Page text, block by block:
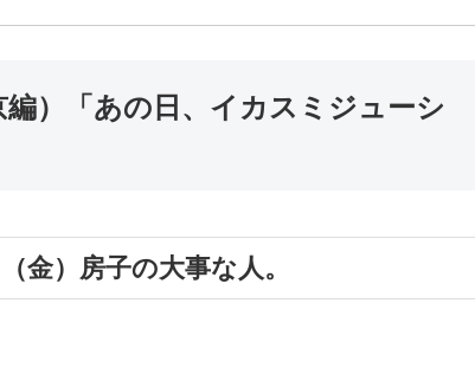
編）「あの日、イカスミジューシ
金）房子の大事な人。